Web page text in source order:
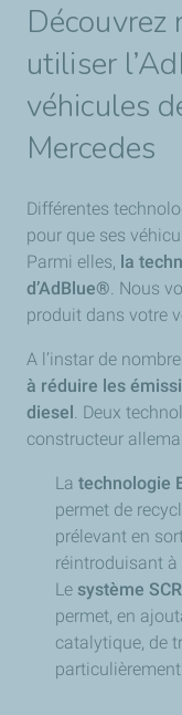
Découvrez
utiliser
véhicules
Mercedes
Différentes
pour que ses
Parmi elles, la
d’AdBlue®. Nous
produit dans votre
A l’instar de
à réduire les
diesel. Deux
constructeur
La technologie
permet de
prélevant en
réintroduisant à
Le système
permet, en
catalytique, de